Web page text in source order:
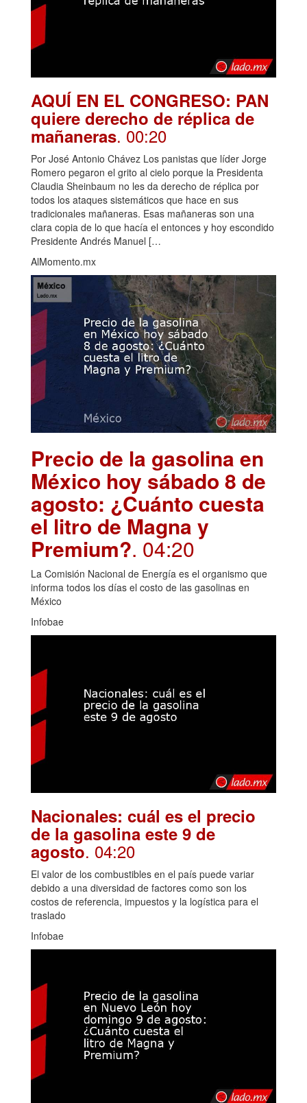
AQUÍ EN EL CONGRESO: PAN
quiere derecho de réplica de
mañaneras. 00:20
Por José Antonio Chávez Los panistas que líder Jorge
Romero pegaron el grito al cielo porque la Presidenta
Claudia Sheinbaum no les da derecho de réplica por
todos los ataques sistemáticos que hace en sus
tradicionales mañaneras. Esas mañaneras son una
clara copia de lo que hacía el entonces y hoy escondido
Presidente Andrés Manuel […
AlMomento.mx
Precio de la gasolina en
México hoy sábado 8 de
agosto: ¿Cuánto cuesta
el litro de Magna y
Premium?. 04:20
La Comisión Nacional de Energía es el organismo que
informa todos los días el costo de las gasolinas en
México
Infobae
Nacionales: cuál es el precio
de la gasolina este 9 de
agosto. 04:20
El valor de los combustibles en el país puede variar
debido a una diversidad de factores como son los
costos de referencia, impuestos y la logística para el
traslado
Infobae